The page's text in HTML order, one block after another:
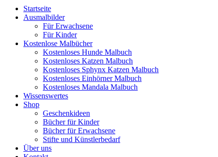
Startseite
Ausmalbilder
Für Erwachsene
Für Kinder
Kostenlose Malbücher
Kostenloses Hunde Malbuch
Kostenloses Katzen Malbuch
Kostenloses Sphynx Katzen Malbuch
Kostenloses Einhörner Malbuch
Kostenloses Mandala Malbuch
Wissenswertes
Shop
Geschenkideen
Bücher für Kinder
Bücher für Erwachsene
Stifte und Künstlerbedarf
Über uns